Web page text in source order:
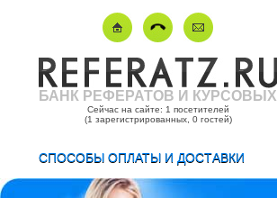
БАНК РЕФЕРАТОВ И КУРСОВЫХ
Сейчас на сайте: 1 посетителей
(1 зарегистрированных, 0 гостей)
СПОСОБЫ ОПЛАТЫ И ДОСТАВКИ